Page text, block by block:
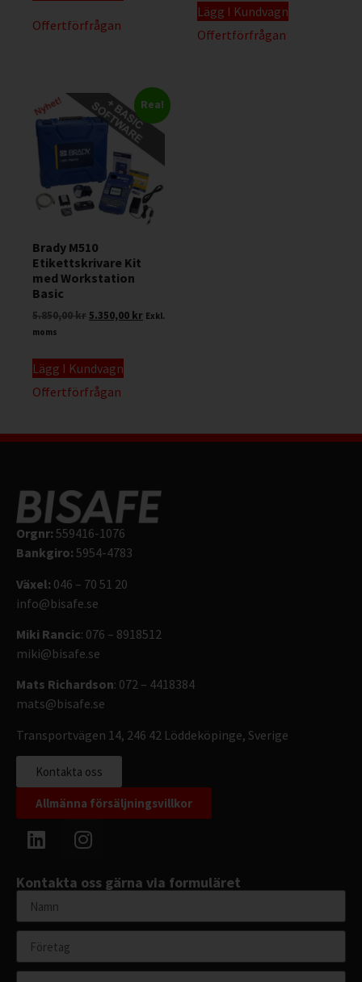
Offertförfrågan
Lägg I Kundvagn
Offertförfrågan
Rea!
Brady M510
Etikettskrivare Kit
med Workstation
Basic
5.850,00kr5.350,00 kr Exkl.
moms
Lägg I Kundvagn
Offertförfrågan
Orgnr: 559416-1076
Bankgiro: 5954-4783
Växel: 046 – 70 51 20
info@bisafe.se
Miki Rancic: 076 – 8918512
miki@bisafe.se
Mats Richardson: 072 – 4418384
mats@bisafe.se
Transportvägen 14, 246 42 Löddeköpinge, Sverige
Kontakta oss
Allmänna försäljningsvillkor
Kontakta oss gärna via formuläret